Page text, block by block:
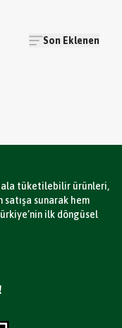
Son Eklenen
tüketilebilir ürünleri,
sunarak hem
ilk döngüsel